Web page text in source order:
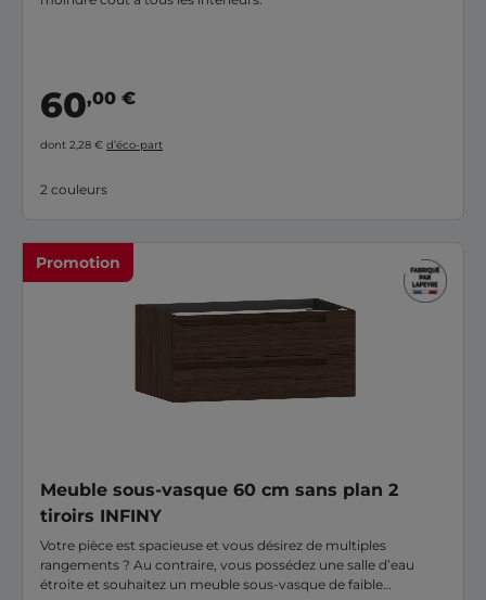
60,00 €
dont 2,28 € d’éco-part
2 couleurs
Promotion
Meuble sous-vasque 60 cm sans plan 2
tiroirs INFINY
Votre pièce est spacieuse et vous désirez de multiples
rangements ? Au contraire, vous possédez une salle d’eau
étroite et souhaitez un meuble sous-vasque de faible